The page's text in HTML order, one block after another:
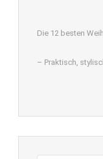
Die 12 besten
– Praktisch,